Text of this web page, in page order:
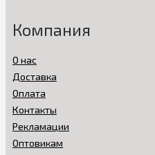
это эталон качества по
мебель самостоятельно или
Преимущества для покупателей
магазине, вы делаете выбор в
эксплуатации мебели. В
Компания
О нас
Доставка
Оплата
Контакты
Рекламации
Оптовикам